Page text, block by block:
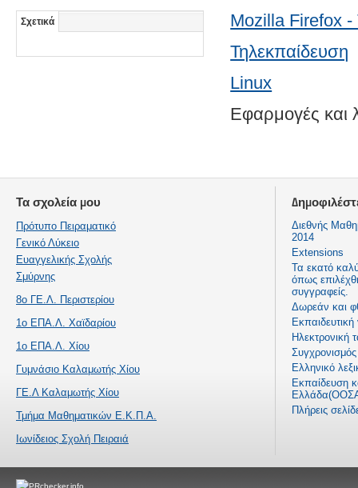
Σχετικά
Mozilla Firefox
Τηλεκπαίδευση
Linux
Εφαρμογές και
Τα σχολεία μου
Πρότυπο Πειραματικό
Γενικό Λύκειο
Ευαγγελικής Σχολής
Σμύρνης
8ο ΓΕ.Λ. Περιστερίου
1ο ΕΠΑ.Λ. Χαϊδαρίου
1ο ΕΠΑ.Λ. Χίου
Γυμνάσιο Καλαμωτής Χίου
ΓΕ.Λ Καλαμωτής Χίου
Τμήμα Μαθηματικών Ε.Κ.Π.Α.
Ιωνίδειος Σχολή Πειραιά
Διεθνής
2014
Extensions
Τα εκατό
όπως
συγγραφείς.
Δωρεάν και
Ηλεκτρονική
Ελληνικό
Εκπαίδευση
Πλήρεις